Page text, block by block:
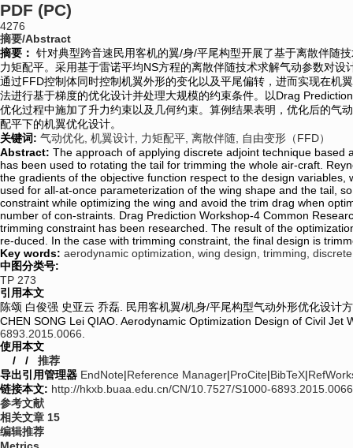
PDF (PC)
4276
摘要/Abstract
摘要： 针对典型跨音速民用客机的翼/身/平尾构型开展了基于离散伴随
力矩配平。采用基于雷诺平均NS方程的离散伴随技术求解气动参数对
通过FFD控制体同时控制机翼外形的变化以及平尾偏转，进而实现在机
法进行基于梯度的优化设计并处理大规模的约束条件。以Drag
优化过程中施加了升力约束以及几何约束。算例结果表明，优化后的气
配平下的机翼优化设计。
关键词: 气动优化, 机翼设计, 力矩配平, 离散伴随, 自由变形（FFD）
Abstract: The approach of applying discrete adjoint technique
has been used to rotating the tail for trimming the whole air-craft.
the gradients of the objective function respect to the design
used for all-at-once parameterization of the wing shape and the tail,
constraint while optimizing the wing and avoid the trim drag when
number of con-straints. Drag Prediction Workshop-4 Common
trimming constraint has been researched. The result of the
re-duced. In the case with trimming constraint, the final design is
Key words: aerodynamic optimization, wing design, trimming,
中图分类号:
TP 273
引用本文
陈颂 白俊强 史亚云 乔磊. 民用客机翼/机身/平尾构型气动外形优化设计
CHEN SONG Lei QIAO. Aerodynamic Optimization Design of Civil Jet
6893.2015.0066.
使用本文
/ / 推荐
导出引用管理器 EndNote|Reference Manager|ProCite|BibTeX|
链接本文: http://hkxb.buaa.edu.cn/CN/10.7527/S1000-6893.2015.0066
参考文献
相关文章 15
编辑推荐